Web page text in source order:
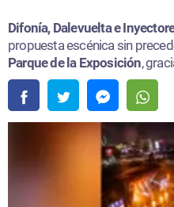
Difonía, Dalevuelta e
propuesta escénica sin
Parque de la Exposición,